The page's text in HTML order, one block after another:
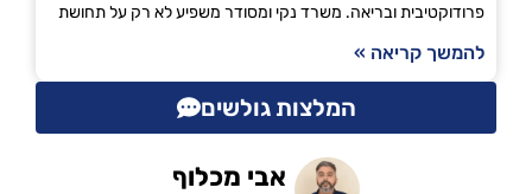
פרודוקטיבית ובריאה. משרד נקי ומסודר משפיע לא רק על תחושת
להמשך קריאה »
המלצות גולשים
אבי מכלוף